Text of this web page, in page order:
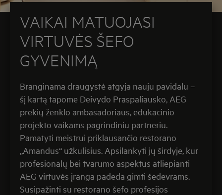
VAIKAI MATUOJASI
VIRTUVĖS ŠEFO
GYVENIMĄ
Branginama draugystė atgyja nauju pavidalu –
šį kartą tapome Deivydo Praspaliausko, AEG
prekių ženklo ambasadoriaus, edukacinio
projekto vaikams pagrindiniu partneriu.
Pamatyti meistrui priklausančio restorano
„Amandus“ užkulisius. Apsilankyti jų širdyje, kur
profesionalų bei tvarumo aspektus atliepianti
AEG virtuvės įranga padeda gimti šedevrams.
Susipažinti su restorano šefo profesijos